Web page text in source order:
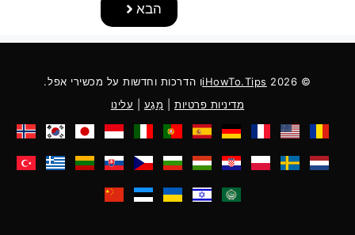
הבא
© 2026
iHowTo.Tipsו הדרכות וחדשות על מכשירי אפל.
מדיניות פרטיות
מַגָע עלינו